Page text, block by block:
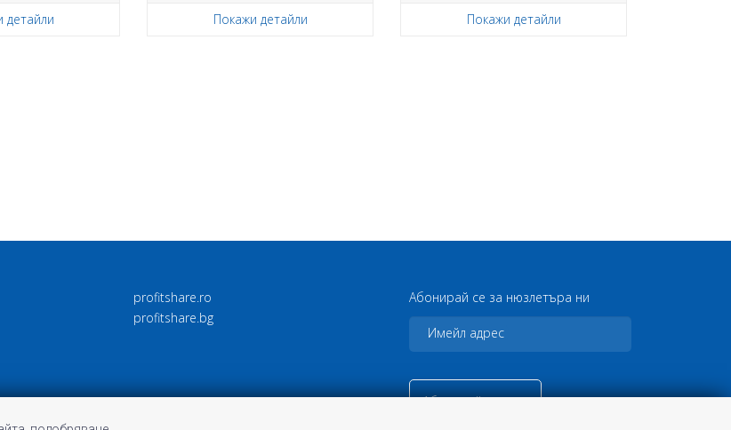
детайли Покажи детайли Покажи детайли
profitshare.ro
profitshare.bg
Абонирай се за нюзлетъра ни
Абонирай се сега